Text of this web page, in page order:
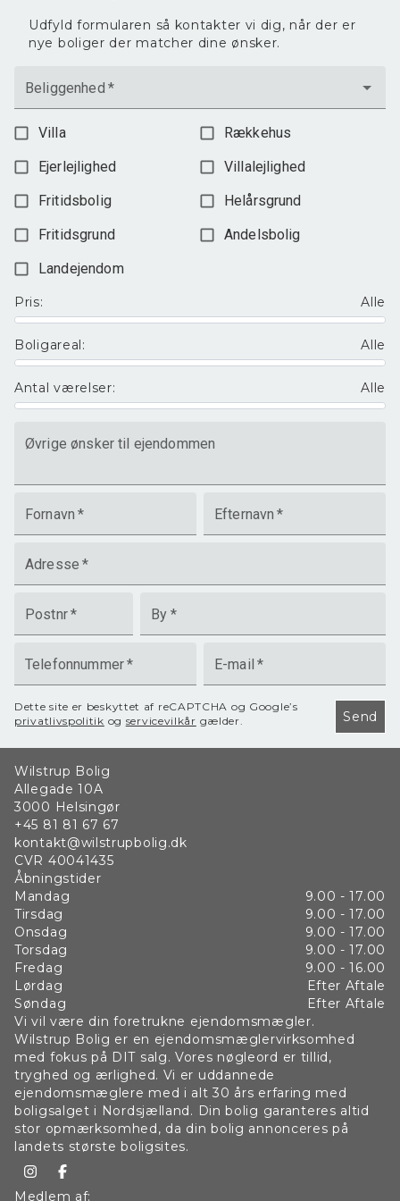
Udfyld formularen så kontakter vi dig, når der er
nye boliger der matcher dine ønsker.
Beliggenhed *
Villa
Rækkehus
Ejerlejlighed
Villalejlighed
Fritidsbolig
Helårsgrund
Fritidsgrund
Andelsbolig
Landejendom
Pris: Alle
Boligareal: Alle
Antal værelser: Alle
Øvrige ønsker til ejendommen
Fornavn * Efternavn *
Adresse *
Postnr* By *
Telefonnummer* E-mail *
Dette site er beskyttet af reCAPTCHA og Google’s
privatlivspolitik og servicevilkår gælder. Send
Wilstrup Bolig
Allegade 10A
3000 Helsingør
+45 81 81 67 67
kontakt@wilstrupbolig.dk
CVR 40041435
Åbningstider
Mandag
9.00 - 17.00
Tirsdag
9.00 - 17.00
Onsdag
9.00 - 17.00
Torsdag
9.00 - 17.00
Fredag
9.00 - 16.00
Lørdag
Efter Aftale
Søndag
Efter Aftale
Vi vil være din foretrukne ejendomsmægler.
Wilstrup Bolig er en ejendomsmæglervirksomhed
med fokus på DIT salg. Vores nøgleord er tillid,
tryghed og ærlighed. Vi er uddannede
ejendomsmæglere med i alt 30 års erfaring med
boligsalget i Nordsjælland. Din bolig garanteres altid
stor opmærksomhed, da din bolig annonceres på
landets største boligsites.
Medlem af: